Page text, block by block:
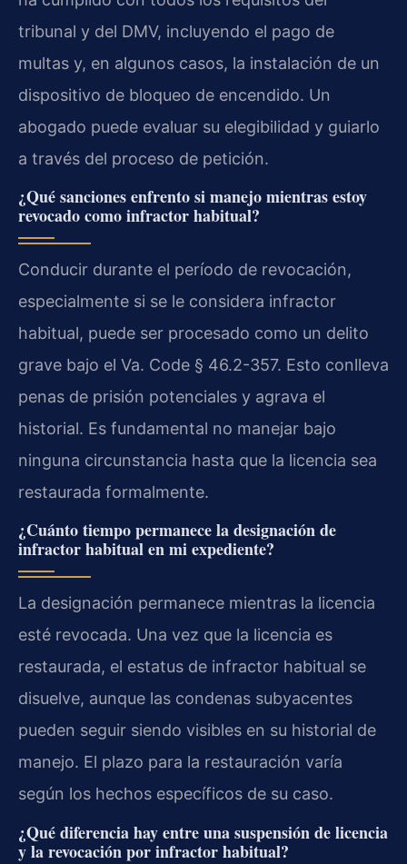
tribunal y del DMV, incluyendo el pago de
multas y, en algunos casos, la instalación de un
dispositivo de bloqueo de encendido. Un
abogado puede evaluar su elegibilidad y guiarlo
a través del proceso de petición.
¿Qué sanciones enfrento si manejo mientras estoy
revocado como infractor habitual?
Conducir durante el período de revocación,
especialmente si se le considera infractor
habitual, puede ser procesado como un delito
grave bajo el Va. Code § 46.2-357. Esto conlleva
penas de prisión potenciales y agrava el
historial. Es fundamental no manejar bajo
ninguna circunstancia hasta que la licencia sea
restaurada formalmente.
¿Cuánto tiempo permanece la designación de
infractor habitual en mi expediente?
La designación permanece mientras la licencia
esté revocada. Una vez que la licencia es
restaurada, el estatus de infractor habitual se
disuelve, aunque las condenas subyacentes
pueden seguir siendo visibles en su historial de
manejo. El plazo para la restauración varía
según los hechos específicos de su caso.
¿Qué diferencia hay entre una suspensión de licencia
y la revocación por infractor habitual?